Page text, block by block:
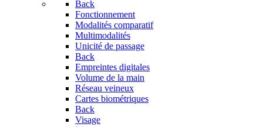
Back
Fonctionnement
Modalités comparatif
Multimodalités
Unicité de passage
Back
Empreintes digitales
Volume de la main
Réseau veineux
Cartes biométriques
Back
Visage